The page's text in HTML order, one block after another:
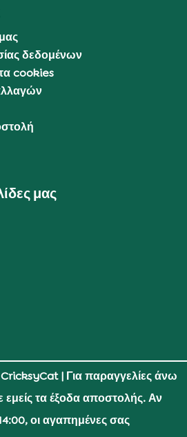
δεδομένων
cookies
μας
| Για παραγγελίες άνω
τα έξοδα αποστολής. Αν
οι αγαπημένες σας